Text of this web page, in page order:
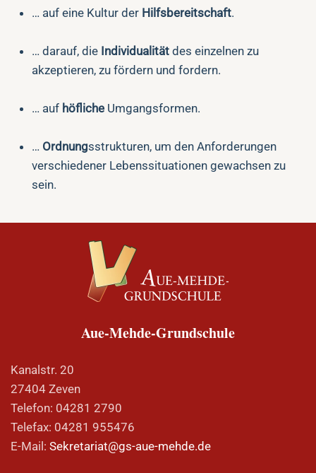
… auf eine Kultur der Hilfsbereitschaft.
… darauf, die Individualität des einzelnen zu
akzeptieren, zu fördern und fordern.
… auf höfliche Umgangsformen.
… Ordnungsstrukturen, um den Anforderungen
verschiedener Lebenssituationen gewachsen zu
sein.
Aue-Mehde-Grundschule
Kanalstr. 20
27404 Zeven
Telefon: 04281 2790
Telefax: 04281 955476
E-Mail: Sekretariat@gs-aue-mehde.de